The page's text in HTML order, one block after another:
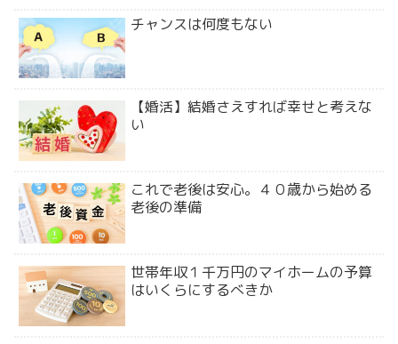
チャンスは何度もない
【婚活】結婚さえすれば幸せと考えな
い
これで老後は安心。４０歳から始める
老後の準備
世帯年収１千万円のマイホームの予算
はいくらにするべきか